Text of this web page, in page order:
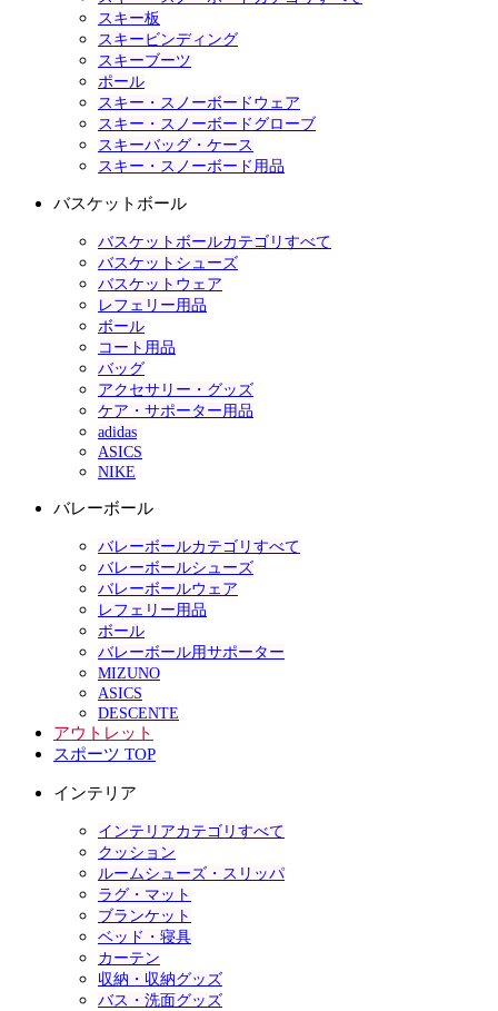
スキー板
スキービンディング
スキーブーツ
ポール
スキー・スノーボードウェア
スキー・スノーボードグローブ
スキーバッグ・ケース
スキー・スノーボード用品
バスケットボール
バスケットボールカテゴリすべて
バスケットシューズ
バスケットウェア
レフェリー用品
ボール
コート用品
バッグ
アクセサリー・グッズ
ケア・サポーター用品
adidas
ASICS
NIKE
バレーボール
バレーボールカテゴリすべて
バレーボールシューズ
バレーボールウェア
レフェリー用品
ボール
バレーボール用サポーター
MIZUNO
ASICS
DESCENTE
アウトレット
スポーツ TOP
インテリア
インテリアカテゴリすべて
クッション
ルームシューズ・スリッパ
ラグ・マット
ブランケット
ベッド・寝具
カーテン
収納・収納グッズ
バス・洗面グッズ